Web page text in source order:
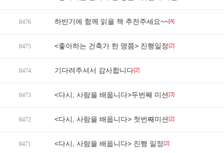
8476 하반기에 함께 읽을 책 추전주세요~~[4]
8475 <좋아하는 건축가 한 명쯤> 진행일정[2]
8474 기다려주셔서 감사합니다[2]
8473 <다시, 사람을 배웁니다>두번째 미션[3]
8472 <다시, 사람을 배웁니다> 첫번째미션[2]
8471 <다시, 사람을 배웁니다> 진행 일정[2]